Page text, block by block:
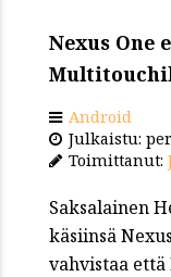
Nexus One
Android
Julkaistu:
Toimittanut:
Saksalainen
käsiinsä
vahvistaa